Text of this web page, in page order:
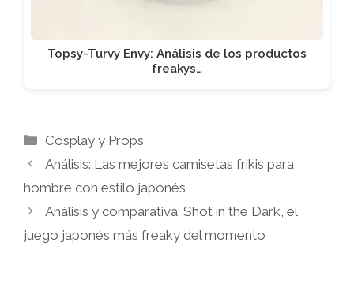
Topsy-Turvy Envy: Análisis de los productos
freakys…
Categorías
Cosplay y Props
Análisis: Las mejores camisetas frikis para
hombre con estilo japonés
Análisis y comparativa: Shot in the Dark, el
juego japonés más freaky del momento